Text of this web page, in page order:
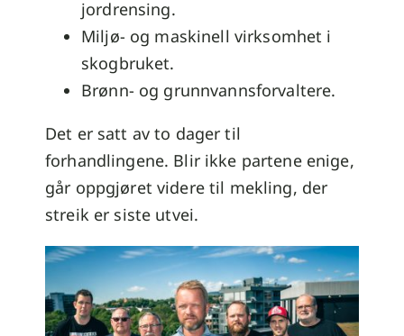
jordrensing.
Miljø- og maskinell virksomhet i
skogbruket.
Brønn- og grunnvannsforvaltere.
Det er satt av to dager til
forhandlingene. Blir ikke partene enige,
går oppgjøret videre til mekling, der
streik er siste utvei.